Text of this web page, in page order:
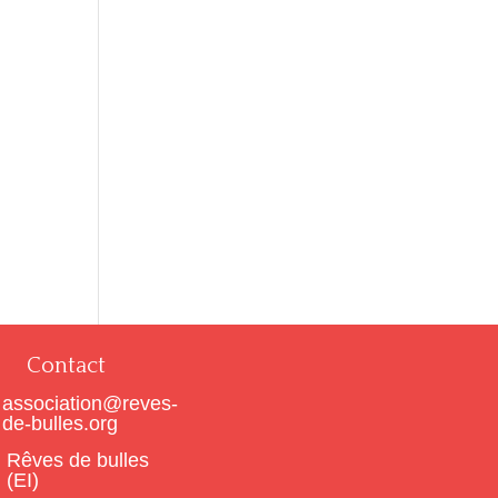
Contact
association@reves-
de-bulles.org
Rêves de bulles
(EI)